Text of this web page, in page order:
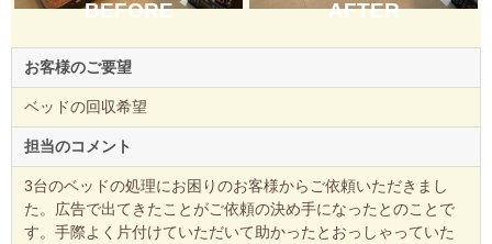
BEFORE AFTER
お客様のご要望
ベッドの回収希望
担当のコメント
3台のベッドの処理にお困りのお客様からご依頼いただきまし
た。広告で出てきたことがご依頼の決め手になったとのことで
す。手際よく片付けていただいて助かったとおっしゃっていた